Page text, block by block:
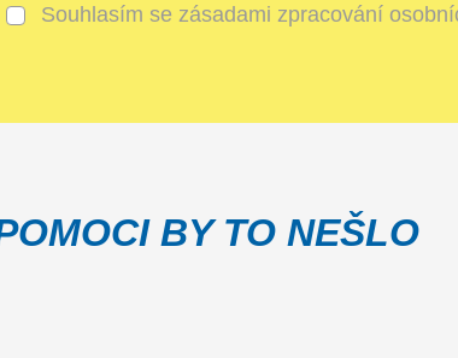
Souhlasím se zásadami zpracování
BY TO NEŠLO